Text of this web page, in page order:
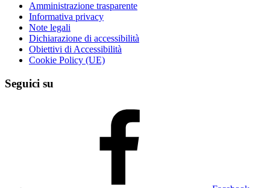
Amministrazione trasparente
Informativa privacy
Note legali
Dichiarazione di accessibilità
Obiettivi di Accessibilità
Cookie Policy (UE)
Seguici su